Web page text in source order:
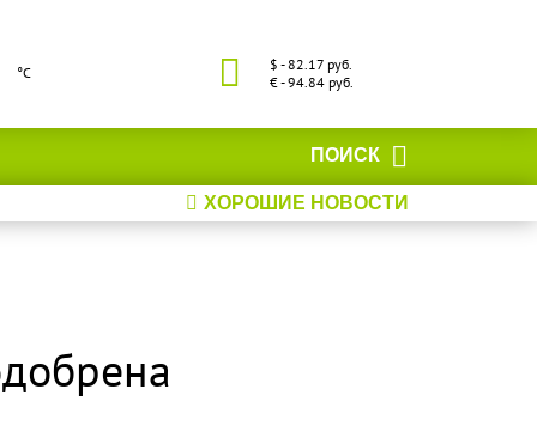
°С
$ - 82.17 руб.
€ - 94.84 руб.
ПОИСК
ХОРОШИЕ НОВОСТИ